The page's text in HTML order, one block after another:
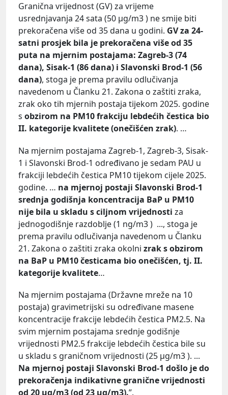
Granična vrijednost (GV) za vrijeme
usrednjavanja 24 sata (50 µg/m3 ) ne smije biti
prekoračena više od 35 dana u godini. GV za 24-
satni prosjek bila je prekoračena više od 35
puta na mjernim postajama: Zagreb-3 (74
dana), Sisak-1 (86 dana) i Slavonski Brod-1 (56
dana), stoga je prema pravilu odlučivanja
navedenom u Članku 21. Zakona o zaštiti zraka,
zrak oko tih mjernih postaja tijekom 2025. godine
s obzirom na PM10 frakciju lebdećih čestica bio
II. kategorije kvalitete (onečišćen zrak). …
Na mjernim postajama Zagreb-1, Zagreb-3, Sisak-
1 i Slavonski Brod-1 određivano je sedam PAU u
frakciji lebdećih čestica PM10 tijekom cijele 2025.
godine. … na mjernoj postaji Slavonski Brod-1
srednja godišnja koncentracija BaP u PM10
nije bila u skladu s ciljnom vrijednosti za
jednogodišnje razdoblje (1 ng/m3 ) ..., stoga je
prema pravilu odlučivanja navedenom u Članku
21. Zakona o zaštiti zraka okolni zrak s obzirom
na BaP u PM10 česticama bio onečišćen, tj. II.
kategorije kvalitete…
Na mjernim postajama (Državne mreže na 10
postaja) gravimetrijski su određivane masene
koncentracije frakcije lebdećih čestica PM2.5. Na
svim mjernim postajama srednje godišnje
vrijednosti PM2.5 frakcije lebdećih čestica bile su
u skladu s graničnom vrijednosti (25 µg/m3 ). ...
Na mjernoj postaji Slavonski Brod-1 došlo je do
prekoračenja indikativne granične vrijednosti
od 20 µg/m3 (od 23 µg/m3).”.